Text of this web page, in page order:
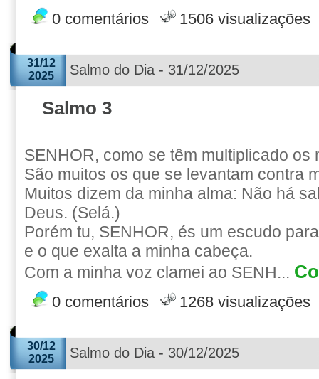
0 comentários 1506 visualizações
31/12
2025
Salmo do Dia - 31/12/2025
Salmo 3
SENHOR, como se têm multiplicado os
São muitos os que se levantam contra
Muitos dizem da minha alma: Não há
Deus. (Selá.)
Porém tu, SENHOR, és um escudo
e o que exalta a minha cabeça.
Com a minha voz clamei ao SENH...
0 comentários 1268 visualizações
30/12
2025
Salmo do Dia - 30/12/2025